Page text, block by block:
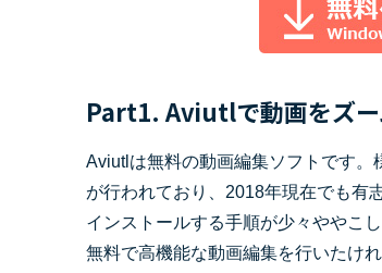
Part1. Aviutlで動画をズー
Aviutlは無料の動画編集ソフトです
が行われており、2018年現在でも有
インストールする手順が少々ややこ
無料で高機能な動画編集を行いたけ